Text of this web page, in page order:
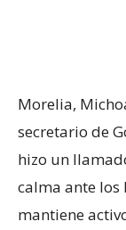
Morelia,
secretario de
hizo un
calma ante los
mantiene